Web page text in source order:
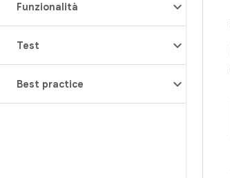
Funzionalità
Test
Best practice